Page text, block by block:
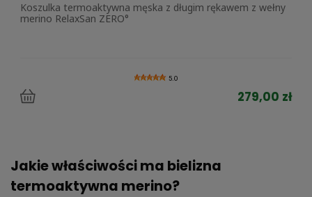
Koszulka termoaktywna męska z długim rękawem z wełny
merino RelaxSan ZERO°
5.0
279,00 zł
Jakie właściwości ma bielizna
termoaktywna merino?